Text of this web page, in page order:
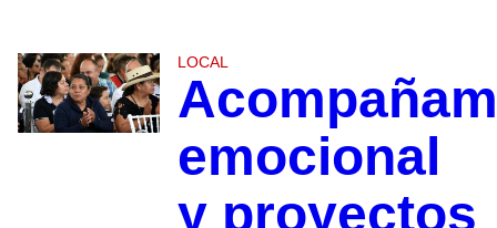
LOCAL
emocional
y proyectos